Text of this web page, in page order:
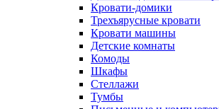
Кровати-домики
Трехъярусные кровати
Кровати машины
Детские комнаты
Комоды
Шкафы
Стеллажи
Тумбы